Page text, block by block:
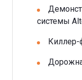
системы
Киллер-